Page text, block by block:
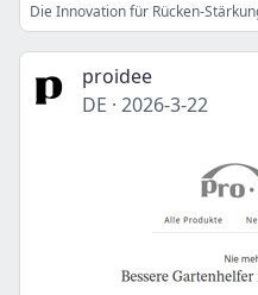
proidee
DE · 2026-3-22